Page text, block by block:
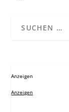
Anzeigen
Anzeigen